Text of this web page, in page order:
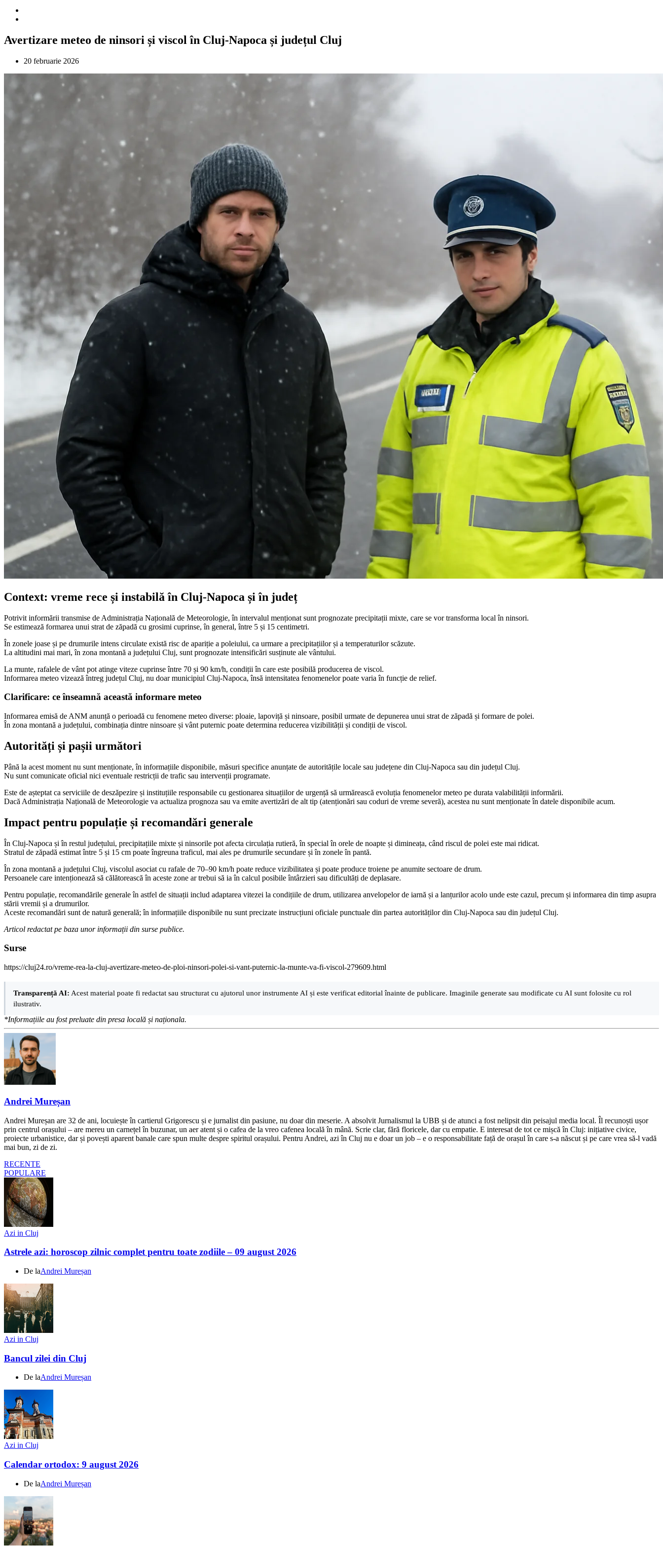
Avertizare meteo de ninsori și viscol în Cluj-Napoca și județul Cluj
20 februarie 2026
Context: vreme rece și instabilă în Cluj-Napoca și în județ
Potrivit informării transmise de Administrația Națională de Meteorologie, în intervalul menționat sunt prognozate precipitații mixte, care se vor transforma local în ninsori.
Se estimează formarea unui strat de zăpadă cu grosimi cuprinse, în general, între 5 și 15 centimetri.
În zonele joase și pe drumurile intens circulate există risc de apariție a poleiului, ca urmare a precipitațiilor și a temperaturilor scăzute.
La altitudini mai mari, în zona montană a județului Cluj, sunt prognozate intensificări susținute ale vântului.
La munte, rafalele de vânt pot atinge viteze cuprinse între 70 și 90 km/h, condiții în care este posibilă producerea de viscol.
Informarea meteo vizează întreg județul Cluj, nu doar municipiul Cluj-Napoca, însă intensitatea fenomenelor poate varia în funcție de relief.
Clarificare: ce înseamnă această informare meteo
Informarea emisă de ANM anunță o perioadă cu fenomene meteo diverse: ploaie, lapoviță și ninsoare, posibil urmate de depunerea unui strat de zăpadă și formare de polei.
În zona montană a județului, combinația dintre ninsoare și vânt puternic poate determina reducerea vizibilității și condiții de viscol.
Autorități și pașii următori
Până la acest moment nu sunt menționate, în informațiile disponibile, măsuri specifice anunțate de autoritățile locale sau județene din Cluj-Napoca sau din județul Cluj.
Nu sunt comunicate oficial nici eventuale restricții de trafic sau intervenții programate.
Este de așteptat ca serviciile de deszăpezire și instituțiile responsabile cu gestionarea situațiilor de urgență să urmărească evoluția fenomenelor meteo pe durata valabilității informării.
Dacă Administrația Națională de Meteorologie va actualiza prognoza sau va emite avertizări de alt tip (atenționări sau coduri de vreme severă), acestea nu sunt menționate în datele disponibile acum.
Impact pentru populație și recomandări generale
În Cluj-Napoca și în restul județului, precipitațiile mixte și ninsorile pot afecta circulația rutieră, în special în orele de noapte și dimineața, când riscul de polei este mai ridicat.
Stratul de zăpadă estimat între 5 și 15 cm poate îngreuna traficul, mai ales pe drumurile secundare și în zonele în pantă.
În zona montană a județului Cluj, viscolul asociat cu rafale de 70–90 km/h poate reduce vizibilitatea și poate produce troiene pe anumite sectoare de drum.
Persoanele care intenționează să călătorească în aceste zone ar trebui să ia în calcul posibile întârzieri sau dificultăți de deplasare.
Pentru populație, recomandările generale în astfel de situații includ adaptarea vitezei la condițiile de drum, utilizarea anvelopelor de iarnă și a lanțurilor acolo unde este cazul, precum și informarea din timp asupra
stării vremii și a drumurilor.
Aceste recomandări sunt de natură generală; în informațiile disponibile nu sunt precizate instrucțiuni oficiale punctuale din partea autorităților din Cluj-Napoca sau din județul Cluj.
Articol redactat pe baza unor informații din surse publice.
Surse
https://cluj24.ro/vreme-rea-la-cluj-avertizare-meteo-de-ploi-ninsori-polei-si-vant-puternic-la-munte-va-fi-viscol-279609.html
Transparență AI: Acest material poate fi redactat sau structurat cu ajutorul unor instrumente AI și este verificat editorial înainte de publicare. Imaginile generate sau modificate cu AI sunt folosite cu rol
ilustrativ.
*Informațiile au fost preluate din presa locală și naționala.
Andrei Mureșan
Andrei Mureșan are 32 de ani, locuiește în cartierul Grigorescu și e jurnalist din pasiune, nu doar din meserie. A absolvit Jurnalismul la UBB și de atunci a fost nelipsit din peisajul media local. Îl recunoști ușor
prin centrul orașului – are mereu un carnețel în buzunar, un aer atent și o cafea de la vreo cafenea locală în mână. Scrie clar, fără floricele, dar cu empatie. E interesat de tot ce mișcă în Cluj: inițiative civice,
proiecte urbanistice, dar și povești aparent banale care spun multe despre spiritul orașului. Pentru Andrei, azi în Cluj nu e doar un job – e o responsabilitate față de orașul în care s-a născut și pe care vrea să-l vadă
mai bun, zi de zi.
RECENTE
POPULARE
Azi in Cluj
Astrele azi: horoscop zilnic complet pentru toate zodiile – 09 august 2026
De laAndrei Mureșan
Azi in Cluj
Bancul zilei din Cluj
De laAndrei Mureșan
Azi in Cluj
Calendar ortodox: 9 august 2026
De laAndrei Mureșan